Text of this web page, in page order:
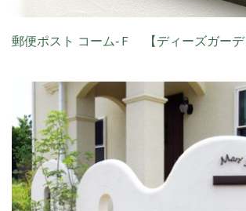
郵便ポスト コーム‐Ｆ 【ディーズガーデ